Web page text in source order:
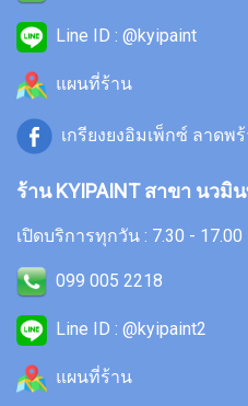
Line ID : @kyipaint
แผนที่ร้าน
เกรียงยงอิมเพ็กซ์ ลาดพ
ร้าน KYIPAINT สาขา นวมิ
เปิดบริการทุกวัน : 7.30 - 17.00
099 005 2218
Line ID : @kyipaint2
แผนที่ร้าน